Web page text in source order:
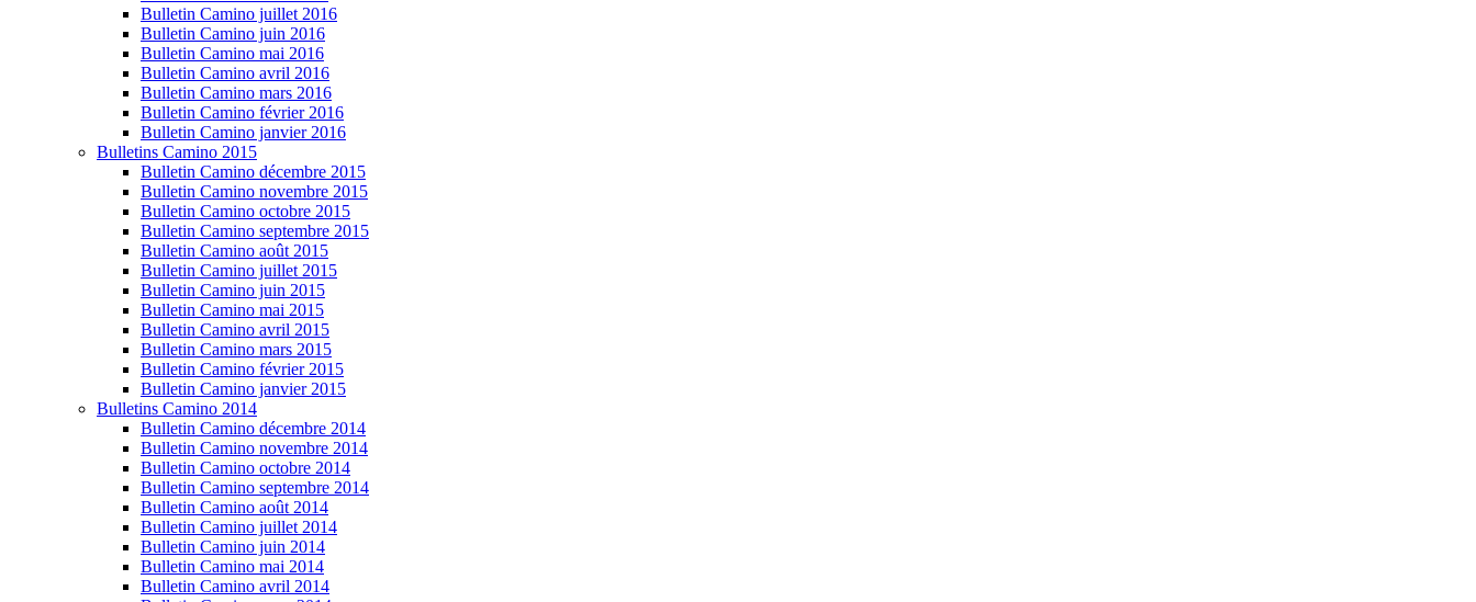
Bulletin Camino juillet 2016
Bulletin Camino juin 2016
Bulletin Camino mai 2016
Bulletin Camino avril 2016
Bulletin Camino mars 2016
Bulletin Camino février 2016
Bulletin Camino janvier 2016
Bulletins Camino 2015
Bulletin Camino décembre 2015
Bulletin Camino novembre 2015
Bulletin Camino octobre 2015
Bulletin Camino septembre 2015
Bulletin Camino août 2015
Bulletin Camino juillet 2015
Bulletin Camino juin 2015
Bulletin Camino mai 2015
Bulletin Camino avril 2015
Bulletin Camino mars 2015
Bulletin Camino février 2015
Bulletin Camino janvier 2015
Bulletins Camino 2014
Bulletin Camino décembre 2014
Bulletin Camino novembre 2014
Bulletin Camino octobre 2014
Bulletin Camino septembre 2014
Bulletin Camino août 2014
Bulletin Camino juillet 2014
Bulletin Camino juin 2014
Bulletin Camino mai 2014
Bulletin Camino avril 2014